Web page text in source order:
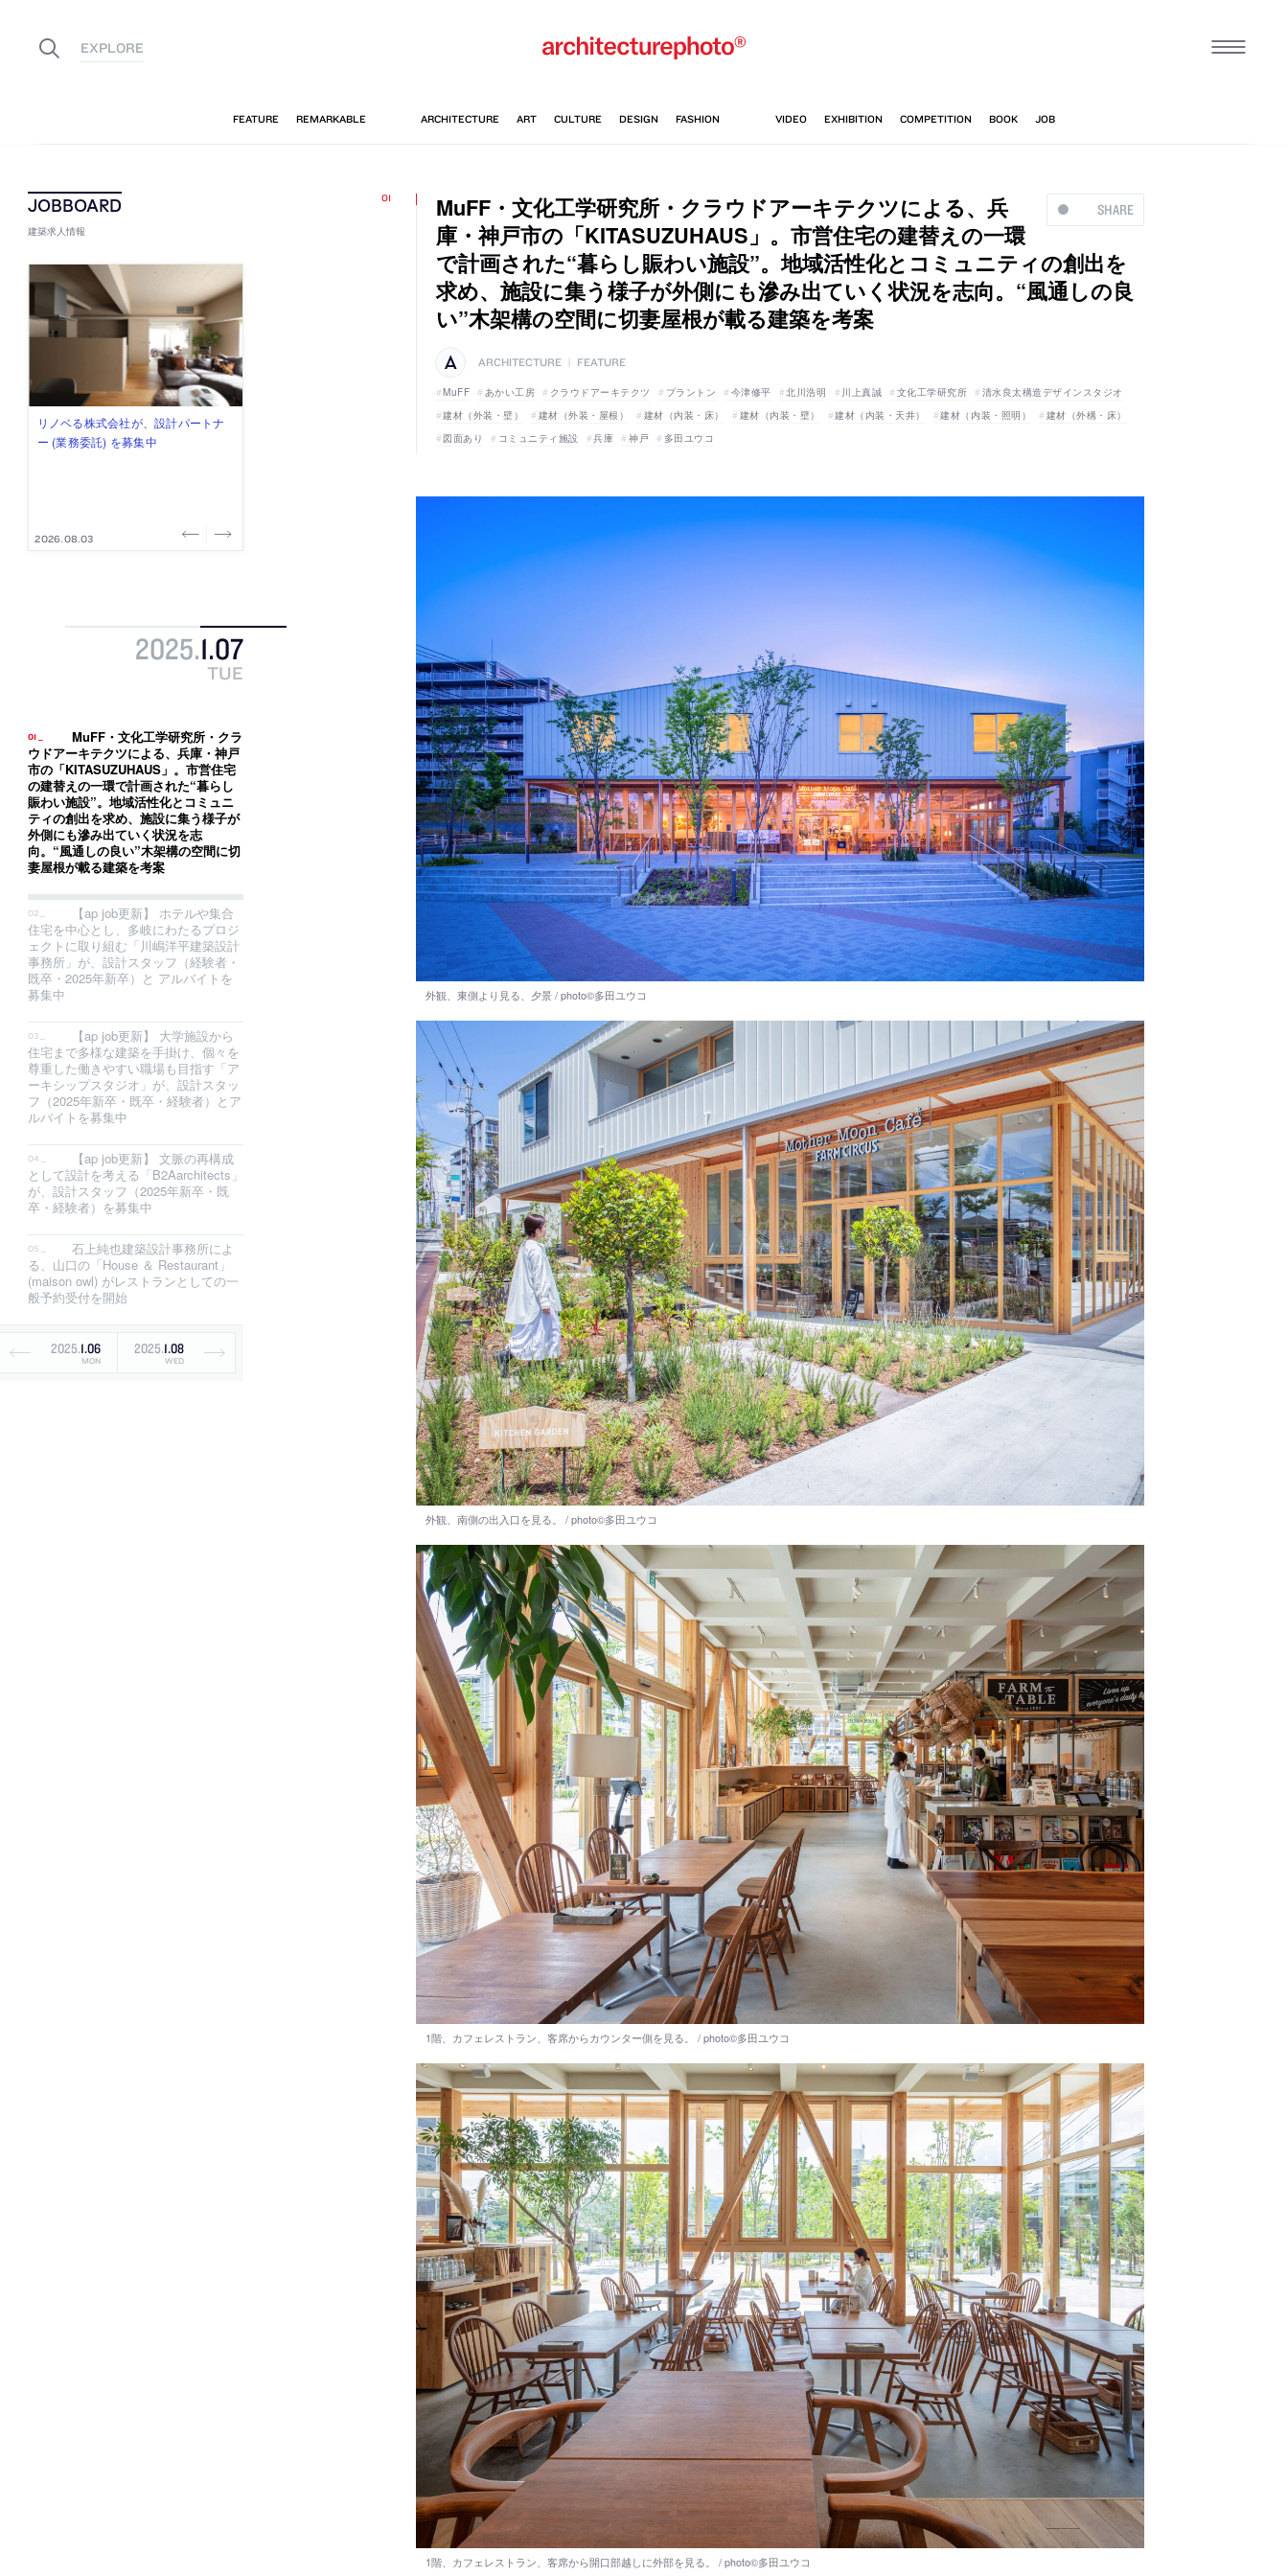
建築求人情報
古民家を軸に全国で“価値循環の仕組
み”を作り、リモートワーク主体の働
2026.08.03
リノベる株式会社が、設計パートナ
ー (業務委託) を募集中
2026.08.03
社会への影響力のある建築を手掛
け、スタッフ同士で助け合う環境づ
2026.07.31
代官山を拠点に活動する「梅澤竜也 /
ALA INC.」が、設計スタッフ・アル
2026.07.30
住宅や共同住宅などを手掛け、“合理
的でシンプルなデザイン”を志向する
2026.07.29
2025.1.07
TUE
MuFF・文化工学研究所・クラ
ウドアーキテクツによる、兵庫・神戸
市の「KITASUZUHAUS」。市営住宅
の建替えの一環で計画された“暮らし
賑わい施設”。地域活性化とコミュニ
ティの創出を求め、施設に集う様子が
外側にも滲み出ていく状況を志
向。“風通しの良い”木架構の空間に切
妻屋根が載る建築を考案
【ap job更新】 ホテルや集合
住宅を中心とし、多岐にわたるプロジ
ェクトに取り組む「川嶋洋平建築設計
事務所」が、設計スタッフ（経験者・
既卒・2025年新卒）と アルバイトを
募集中
【ap job更新】 大学施設から
住宅まで多様な建築を手掛け、個々を
尊重した働きやすい職場も目指す「ア
ーキシップスタジオ」が、設計スタッ
フ（2025年新卒・既卒・経験者）とア
ルバイトを募集中
【ap job更新】 文脈の再構成
として設計を考える「B2Aarchitects」
が、設計スタッフ（2025年新卒・既
卒・経験者）を募集中
石上純也建築設計事務所によ
る、山口の「House ＆ Restaurant」
(maison owl) がレストランとしての一
般予約受付を開始
2025.1.06
MON
2025.1.08
WED
SHARE
MuFF・文化工学研究所・クラウドアーキテクツによる、兵
庫・神戸市の「KITASUZUHAUS」。市営住宅の建替えの一環
で計画された“暮らし賑わい施設”。地域活性化とコミュニティの創出を
求め、施設に集う様子が外側にも滲み出ていく状況を志向。“風通しの良
い”木架構の空間に切妻屋根が載る建築を考案
ARCHITECTURE FEATURE
MuFF あかい工房 クラウドアーキテクツ プラントン 今津修平 北川浩明 川上真誠 文化工学研究所
清水良太構造デザインスタジオ
建材（外装・壁）
建材（外装・屋根） 建材（内装・床） 建材（内装・壁） 建材（内装・天井） 建材（内装・照明）
建材（外構・床）
図面あり
コミュニティ施設 兵庫 神戸 多田ユウコ